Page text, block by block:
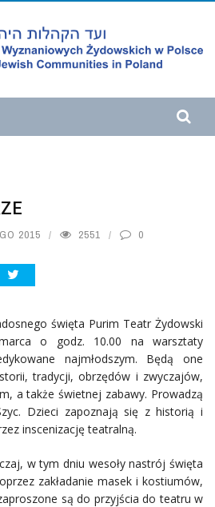
2015 2551 0
święta Purim Teatr Żydowski
o godz. 10.00 na warsztaty
najmłodszym. Będą one
tradycji, obrzędów i zwyczajów,
a także świetnej zabawy. Prowadzą
Dzieci zapoznają się z historią i
inscenizację teatralną.
w tym dniu wesoły nastrój święta
zakładanie masek i kostiumów,
są do przyjścia do teatru w